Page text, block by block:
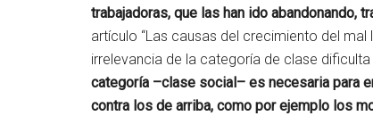
trabajadoras, que las han ido abandonando,
artículo “Las causas del crecimiento del mal
irrelevancia de la categoría de clase
categoría –clase social– es necesaria para
contra los de arriba, como por ejemplo los